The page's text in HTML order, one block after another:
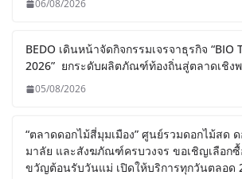
06/08/2026
BEDO เดินหน้าจัดกิจกรรมเจรจาธุรกิจ “BIO
2026” ยกระดับผลิตภัณฑ์ท้องถิ่นสู่ตลาดเชิง
05/08/2026
“ตลาดดอกไม้สี่มุมเมือง” ศูนย์รวมดอกไม้สด
มาลัย และสังฆภัณฑ์ครบวงจร ขอเชิญเลือก
ขวัญต้อนรับวันแม่ เปิดให้บริการทุกวันตลอด